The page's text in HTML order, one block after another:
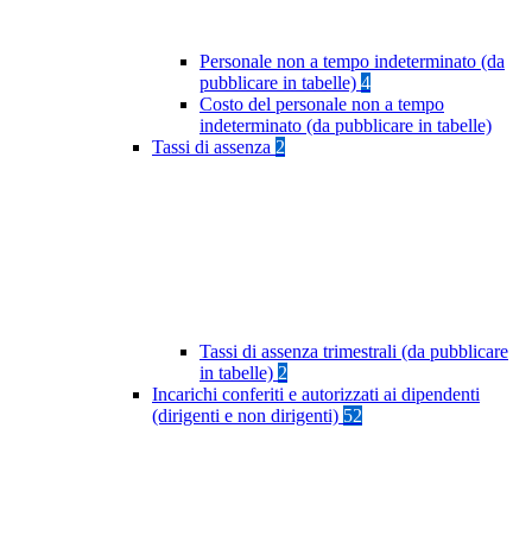
Personale non a tempo indeterminato (da
pubblicare in tabelle) 4
Costo del personale non a tempo
indeterminato (da pubblicare in tabelle)
Tassi di assenza 2
Tassi di assenza trimestrali (da pubblicare
in tabelle) 2
Incarichi conferiti e autorizzati ai dipendenti
(dirigenti e non dirigenti) 52